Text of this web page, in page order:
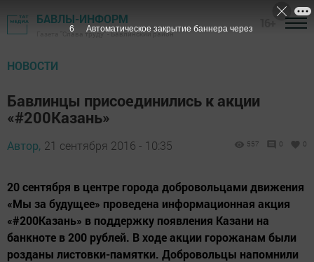
БАВЛЫ-ИНФОРМ
Газета "Слава труду" - Бавлинский район
НОВОСТИ
Бавлинцы присоединились к акции
«#200Казань»
Автор, 21 сентября 2016 - 10:35 557 0 0
20 сентября в центре города добровольцами движения
«Мы за будущее» проведена информационная акция
«#200Казань» в поддержку появления Казани на
банкноте в 200 рублей. В ходе акции горожанам были
розданы листовки-памятки. Добровольцы напомнили
5 Автоматическое закрытие баннера через